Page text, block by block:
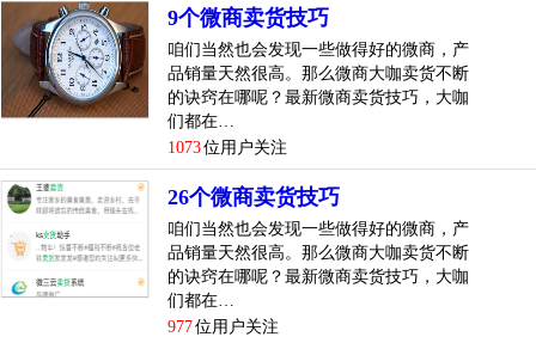
代理经营管理的一个路径规划，你想覆盖哪类大学生消费群
体，你想霸占哪的市场，就要选取适合这方面领域的新产
品，
再在这个新产品领域里选取一个好货源渠道，进行长久的经
因为现如今微商代理不像多年以前那么了，多年以前你可能
觉着，敷面膜的个个都能赚钱，而且现如今我觉得，
十个微商代理9个敷面膜的，所有一旦你还想现如今进军微商
代理，我觉得补水面膜的话，还是要慎重考虑，
9个微商卖货技巧
咱们当然也会发现一些做得好的微商，产
品销量天然很高。那么微商大咖卖货不断
的诀窍在哪呢？最新微商卖货技巧，大咖
们都在…
1073位用户关注
26个微商卖货技巧
咱们当然也会发现一些做得好的微商，产
品销量天然很高。那么微商大咖卖货不断
的诀窍在哪呢？最新微商卖货技巧，大咖
们都在…
977位用户关注